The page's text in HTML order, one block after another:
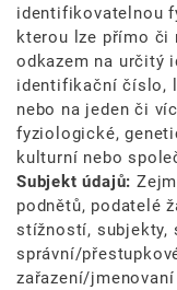
identifikovatelnou
kterou lze přímo či
odkazem na určitý
identifikační číslo,
nebo na jeden či
fyziologické,
kulturní nebo
Subjekt údajů:
podnětů, podatelé
stížností, subjekty,
správní/
zařazení/